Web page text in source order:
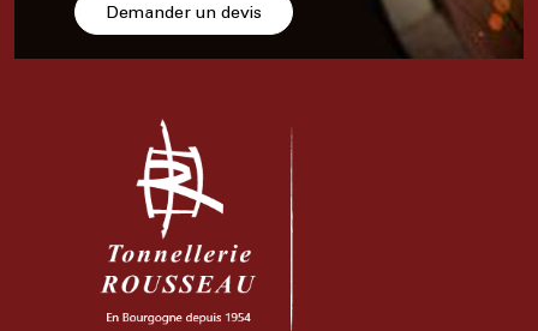
Demander un devis